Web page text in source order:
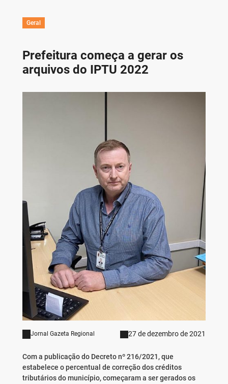
Geral
Prefeitura começa a gerar os
arquivos do IPTU 2022
Jornal Gazeta Regional 27 de dezembro de 2021
Com a publicação do Decreto nº 216/2021, que
estabelece o percentual de correção dos créditos
tributários do município, começaram a ser gerados os